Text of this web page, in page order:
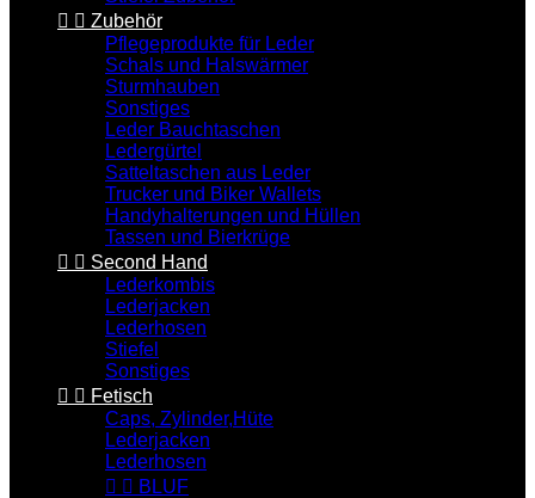
  Zubehör
Pflegeprodukte für Leder
Schals und Halswärmer
Sturmhauben
Sonstiges
Leder Bauchtaschen
Ledergürtel
Satteltaschen aus Leder
Trucker und Biker Wallets
Handyhalterungen und Hüllen
Tassen und Bierkrüge
  Second Hand
Lederkombis
Lederjacken
Lederhosen
Stiefel
Sonstiges
  Fetisch
Caps, Zylinder,Hüte
Lederjacken
Lederhosen
  BLUF